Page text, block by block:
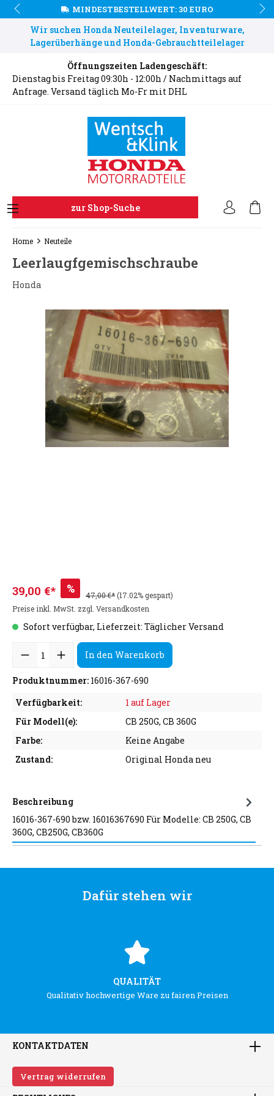
MINDESTBESTELLWERT: 30 EURO
Wir suchen Honda Neuteilelager, Inventurware,
Lagerüberhänge und Honda-Gebrauchtteilelager
Öffnungszeiten Ladengeschäft:
Dienstag bis Freitag 09:30h - 12:00h / Nachmittags auf
Anfrage. Versand täglich Mo-Fr mit DHL
zur Shop-Suche
Home Neuteile
Leerlaugfgemischschraube
Honda
39,00 €* % 47,00 €*(17.02% gespart)
Preise inkl. MwSt. zzgl. Versandkosten
Sofort verfügbar, Lieferzeit: Täglicher Versand
In den Warenkorb
Produktnummer: 16016-367-690
Verfügbarkeit:
1 auf Lager
Für Modell(e):
CB 250G, CB 360G
Farbe:
Keine Angabe
Zustand:
Original Honda neu
Beschreibung
16016-367-690 bzw. 16016367690 Für Modelle: CB 250G, CB
360G, CB250G, CB360G
Dafür stehen wir
QUALITÄT
Qualitativ hochwertige Ware zu fairen Preisen
KONTAKTDATEN
Vertrag widerrufen